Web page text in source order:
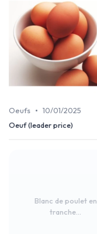
Oeufs • 10/01/2025
Oeuf (leader price)
Blanc de poulet en
tranche...